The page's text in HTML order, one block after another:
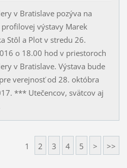
v Bratislave pozýva na
profilovej výstavy Marek
Stôl a Plot v stredu 26.
o 18.00 hod v priestoroch
v Bratislave. Výstava bude
verejnosť od 28. októbra
*** Utečencov, svätcov aj
1 2 3 4 5 > >>